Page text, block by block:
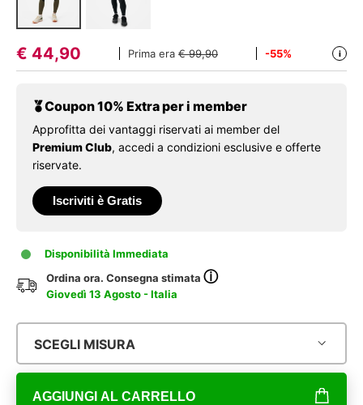
€ 44,90 Prima era € 99,90 -55% i
Coupon 10% Extra per i member
Approfitta dei vantaggi riservati ai member del
Premium Club, accedi a condizioni esclusive e offerte
riservate.
Iscriviti è Gratis
Disponibilità Immediata
Ordina ora. Consegna stimataⓘ
Giovedì 13 Agosto - Italia
SCEGLI MISURA
AGGIUNGI AL CARRELLO